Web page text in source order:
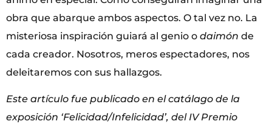
obra que abarque ambos aspectos. O tal vez no. La
misteriosa inspiración guiará al genio o daimón de
cada creador. Nosotros, meros espectadores, nos
deleitaremos con sus hallazgos.
Este artículo fue publicado en el catálago de la
exposición ‘Felicidad/Infelicidad’, del IV Premio